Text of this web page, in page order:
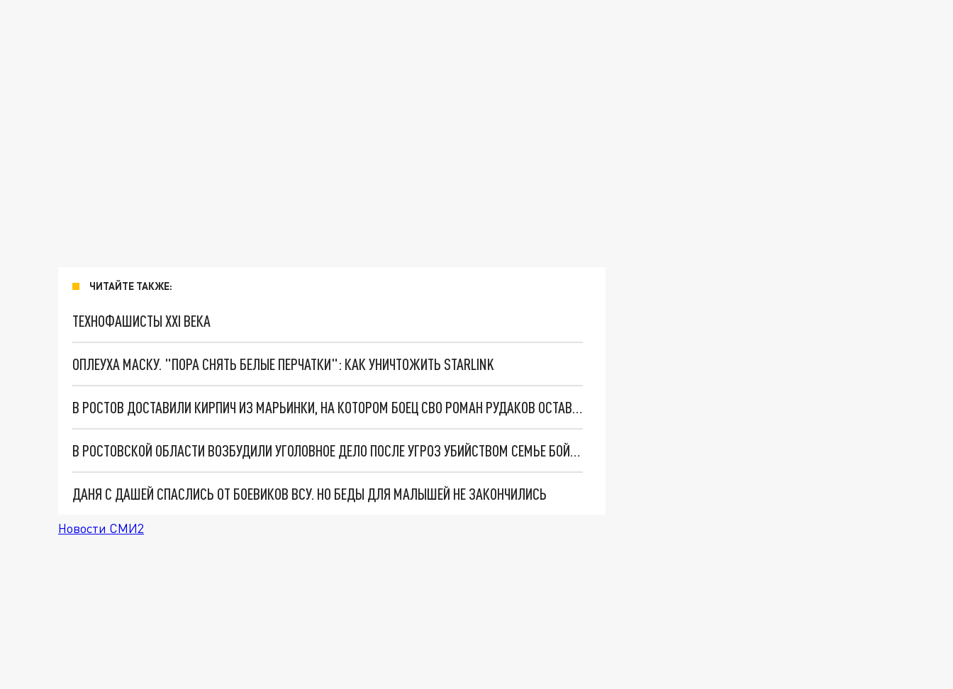
ЧИТАЙТЕ ТАКЖЕ:
ТЕХНОФАШИСТЫ XXI ВЕКА
ОПЛЕУХА МАСКУ. "ПОРА СНЯТЬ БЕЛЫЕ ПЕРЧАТКИ": КАК УНИЧТОЖИТЬ STARLINK
В РОСТОВ ДОСТАВИЛИ КИРПИЧ ИЗ МАРЬИНКИ, НА КОТОРОМ БОЕЦ СВО РОМАН РУДАКОВ ОСТАВИЛ ПОСЛЕДНЕЕ ПОСЛАНИЕ
В РОСТОВСКОЙ ОБЛАСТИ ВОЗБУДИЛИ УГОЛОВНОЕ ДЕЛО ПОСЛЕ УГРОЗ УБИЙСТВОМ СЕМЬЕ БОЙЦА СВО РОМАНА РУДАКОВА
ДАНЯ С ДАШЕЙ СПАСЛИСЬ ОТ БОЕВИКОВ ВСУ. НО БЕДЫ ДЛЯ МАЛЫШЕЙ НЕ ЗАКОНЧИЛИСЬ
Новости СМИ2